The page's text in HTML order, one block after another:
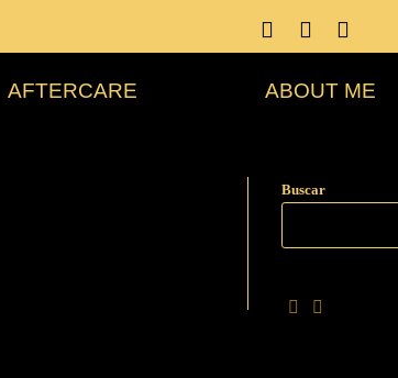
AFTERCARE ABOUT ME
Buscar